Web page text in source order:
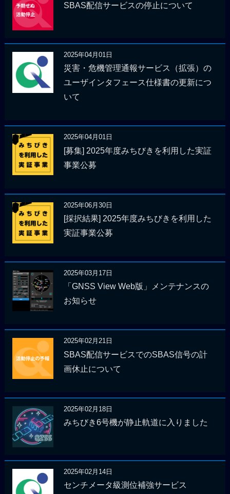
SBAS配信サービスの停止について
2025年04月01日
災害・危機管理通報サービス（拡張）の
ユーザインタフェース仕様書の更新につ
いて
2025年04月01日
[募集] 2025年度みちびきを利用した実証
事業公募
2025年06月30日
[採択結果] 2025年度みちびきを利用した
実証事業公募
2025年03月17日
「GNSS View Web版」メンテナンスの
お知らせ
2025年02月21日
SBAS配信サービスでのSBAS信号の計
画休止について
2025年02月18日
みちびき6号機が静止軌道に入りました
2025年02月14日
センチメータ級測位補強サービス